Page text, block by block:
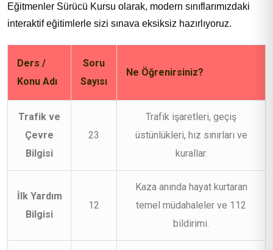
Eğitmenler Sürücü Kursu olarak, modern sınıflarımızdaki
interaktif eğitimlerle sizi sınava eksiksiz hazırlıyoruz.
Ders /
Konu Adı
Soru
Sayısı
Ne Öğrenirsiniz?
Trafik ve
Çevre
Bilgisi
23
Trafik işaretleri, geçiş
üstünlükleri, hız sınırları ve
kurallar.
İlk Yardım
Bilgisi
12
Kaza anında hayat kurtaran
temel müdahaleler ve 112
bildirimi.